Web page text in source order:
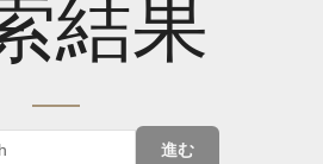
結果
進む